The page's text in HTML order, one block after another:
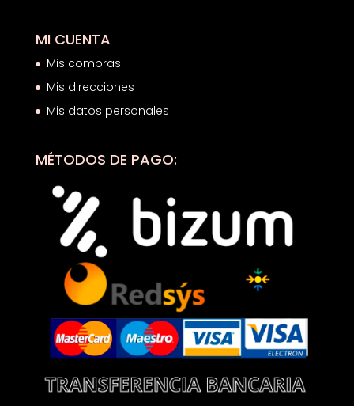
MI CUENTA
Mis compras
Mis direcciones
Mis datos personales
MÉTODOS DE PAGO: